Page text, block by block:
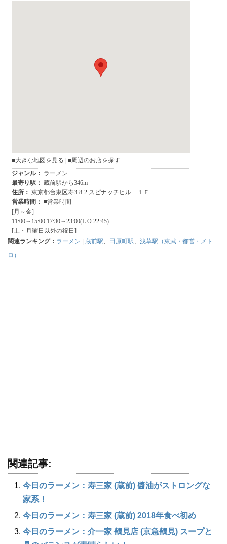
関連ランキング： ラーメン | 蔵前駅 田原町駅
浅草駅（東武・都営・メト
ロ）
関連記事:
今日のラーメン：寿三家 (蔵前) 醬油がストロングな
家系！
今日のラーメン：寿三家 (蔵前) 2018年食べ初め
今日のラーメン：介一家 鶴見店 (京急鶴見) スープと